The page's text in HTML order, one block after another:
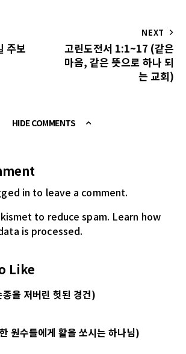
주보
NEXT
고린도전서 1:1~17 (같은
마음, 같은 뜻으로 하나 되
는 교회)
HIDE COMMENTS
in to leave a comment.
to reduce spam. Learn how
is processed.
Like
을 저버린 헛된 경건)
원수들에게 활을 쏘시는 하나님)